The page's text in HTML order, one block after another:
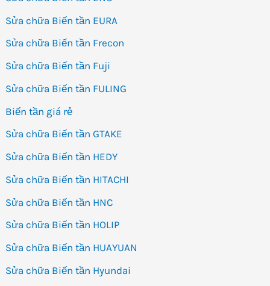
Sửa chữa Biến tần EURA
Sửa chữa Biến tần Frecon
Sửa chữa Biến tần Fuji
Sửa chữa Biến tần FULING
Biến tần giá rẻ
Sửa chữa Biến tần GTAKE
Sửa chữa Biến tần HEDY
Sửa chữa Biến tần HITACHI
Sửa chữa Biến tần HNC
Sửa chữa Biến tần HOLIP
Sửa chữa Biến tần HUAYUAN
Sửa chữa Biến tần Hyundai